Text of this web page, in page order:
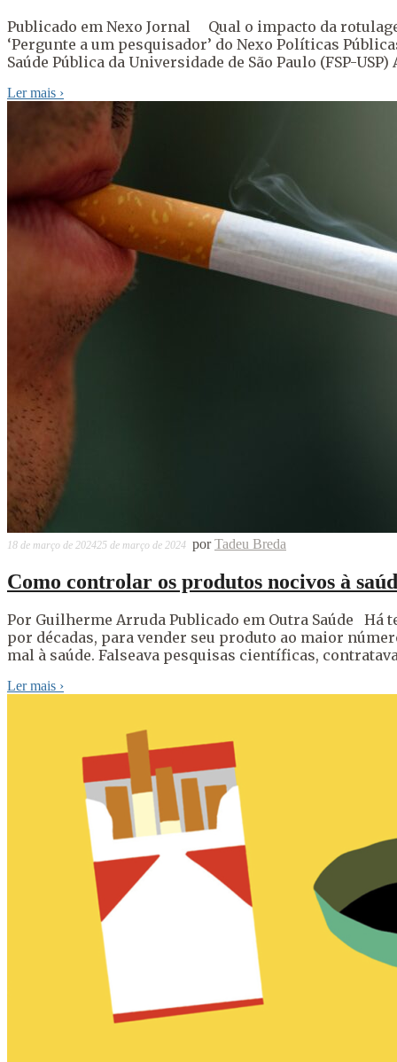
Publicado em Nexo Jornal Qual o impacto da
‘Pergunte a um pesquisador’ do Nexo Políticas
Saúde Pública da Universidade de São Paulo (FSP-
Ler mais ›
18 de março de 202425 de março de 2024 porTadeu Breda
Como controlar os produtos nocivos à
Por Guilherme Arruda Publicado em Outra Saúde Há
por décadas, para vender seu produto ao maior
mal à saúde. Falseava pesquisas científicas,
Ler mais ›